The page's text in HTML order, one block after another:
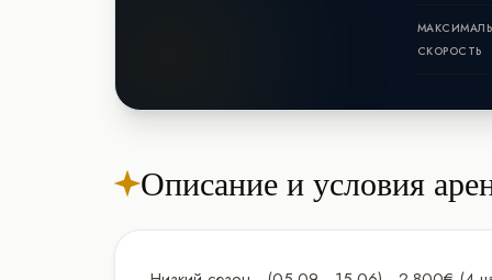
СКОРОСТЬ
Описание и условия